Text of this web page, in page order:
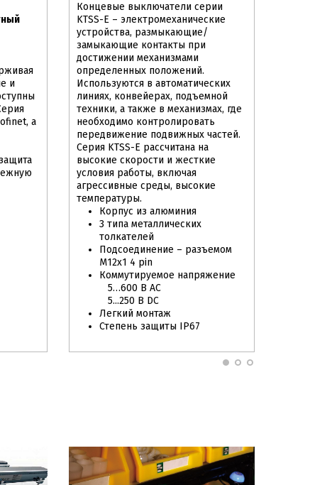
и
а
Концевые выключатели серии
KTSS-E – электромеханические
устройства, размыкающие/
замыкающие контакты при
достижении механизмами
определенных положений.
Используются в автоматических
линиях, конвейерах, подъемной
техники, а также в механизмах, где
необходимо контролировать
передвижение подвижных частей.
Серия KTSS-E рассчитана на
высокие скорости и жесткие
условия работы, включая
агрессивные среды, высокие
температуры.
Корпус из алюминия
3 типа металлических
толкателей
Подсоединение – разъемом
М12х1 4 pin
Коммутируемое напряжение
5…600 В AС
5...250 В DC
Легкий монтаж
Степень защиты IP67